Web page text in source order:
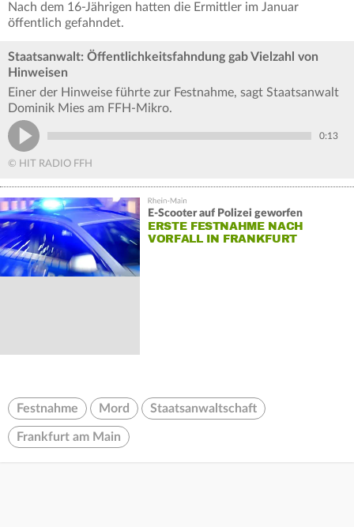
Nach dem 16-Jährigen hatten die Ermittler im Januar
öffentlich gefahndet.
Staatsanwalt: Öffentlichkeitsfahndung gab Vielzahl von
Hinweisen
Einer der Hinweise führte zur Festnahme, sagt Staatsanwalt
Dominik Mies am FFH-Mikro.
0:13
© HIT RADIO FFH
E-Scooter auf Polizei geworfen
ERSTE FESTNAHME NACH
VORFALL IN FRANKFURT
Festnahme Mord Staatsanwaltschaft
Frankfurt am Main